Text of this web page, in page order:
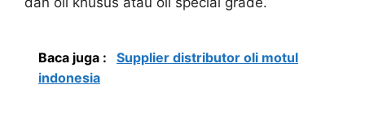
Baca juga :
Supplier distributor oli motul
indonesia